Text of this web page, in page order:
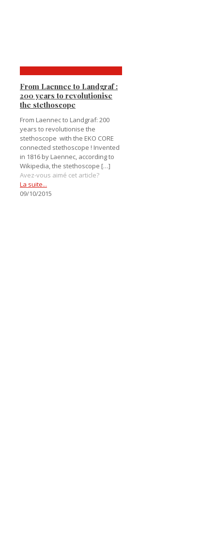
From Laennec to Landgraf :
200 years to revolutionise
the stethoscope
From Laennec to Landgraf: 200
years to revolutionise the
stethoscope with the EKO CORE
connected stethoscope ! Invented
in 1816 by Laennec, according to
Wikipedia, the stethoscope […]
Avez-vous aimé cet article?
La suite...
09/10/2015